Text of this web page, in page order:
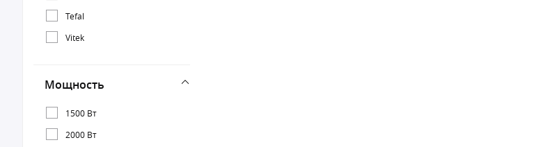
Tefal
Vitek
Мощность
1500 Вт
2000 Вт